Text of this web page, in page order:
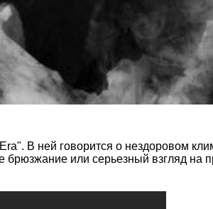
В ней говорится о нездоровом
брюзжание или серьезный взгляд на